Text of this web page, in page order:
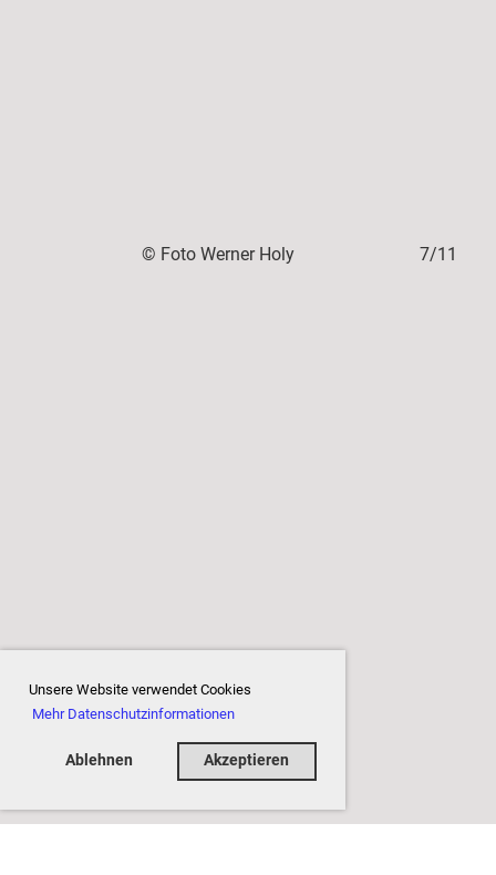
Unsere Website verwendet Cookies
Mehr Datenschutzinformationen
Ablehnen Akzeptieren
© Foto Werner Holy 7/11